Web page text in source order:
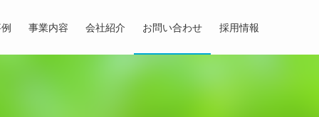
事業内容 会社紹介 お問い合わせ 採用情報